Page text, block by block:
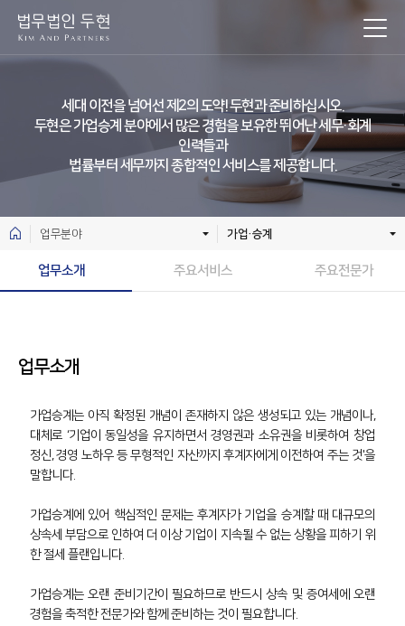
세대 이전을 넘어선 제2의 도약! 두현과 준비하십시오.
두현은 가업승계 분야에서 많은 경험을 보유한 뛰어난 세무·회계
인력들과
법률부터 세무까지 종합적인 서비스를 제공합니다.
업무분야 가업·승계
업무소개 주요서비스 주요전문가
업무소개
가업승계는 아직 확정된 개념이 존재하지 않은 생성되고 있는 개념이나,
대체로 ‘기업이 동일성을 유지하면서 경영권과 소유권을 비롯하여 창업
정신, 경영 노하우 등 무형적인 자산까지 후계자에게 이전하여 주는 것'을
말합니다.
가업승계에 있어 핵심적인 문제는 후계자가 기업을 승계할 때 대규모의
상속세 부담으로 인하여 더 이상 기업이 지속될 수 없는 상황을 피하기 위
한 절세 플랜입니다.
가업승계는 오랜 준비기간이 필요하므로 반드시 상속 및 증여세에 오랜
경험을 축적한 전문가와 함께 준비하는 것이 필요합니다.